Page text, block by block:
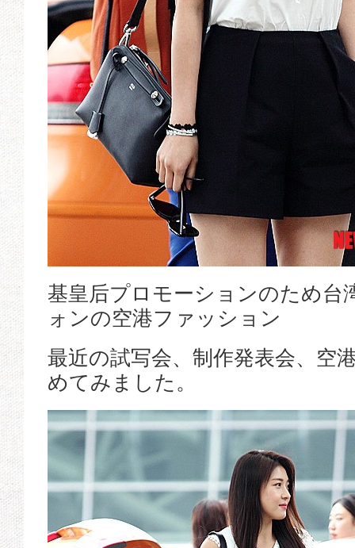
基皇后プロモーションのため台
ォンの空港ファッション
最近の試写会、制作発表会、空
めてみました。